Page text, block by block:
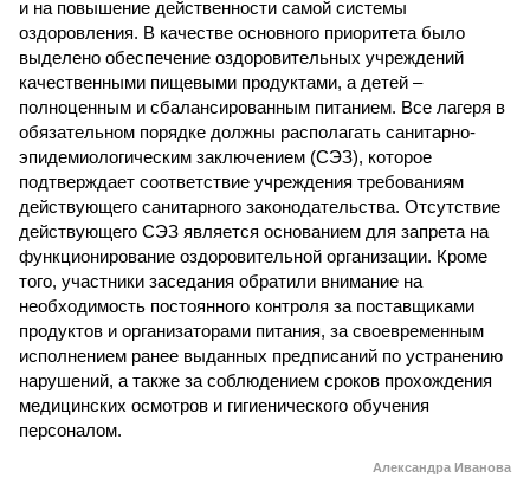
и на повышение действенности самой системы
оздоровления. В качестве основного приоритета было
выделено обеспечение оздоровительных учреждений
качественными пищевыми продуктами, а детей –
полноценным и сбалансированным питанием. Все лагеря в
обязательном порядке должны располагать санитарно-
эпидемиологическим заключением (СЭЗ), которое
подтверждает соответствие учреждения требованиям
действующего санитарного законодательства. Отсутствие
действующего СЭЗ является основанием для запрета на
функционирование оздоровительной организации. Кроме
того, участники заседания обратили внимание на
необходимость постоянного контроля за поставщиками
продуктов и организаторами питания, за своевременным
исполнением ранее выданных предписаний по устранению
нарушений, а также за соблюдением сроков прохождения
медицинских осмотров и гигиенического обучения
персоналом.
Александра Иванова